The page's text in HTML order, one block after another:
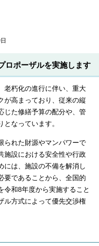
ロポーザルを実施します
老朽化の進行に伴い、重大
が高まっており、従来の縦
じた修繕予算の配分や、管
なっています。
られた財源やマンパワーで
施設における安全性や行政
には、施設の不備を解消し
要であることから、全国的
令和8年度から実施すること
ル方式によって優先交渉権